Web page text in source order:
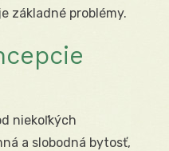
základné problémy.
niekoľkých
a slobodná bytosť,